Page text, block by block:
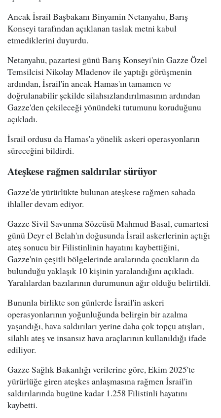
Ancak İsrail Başbakanı Binyamin Netanyahu, Barış
Konseyi tarafından açıklanan taslak metni kabul
etmediklerini duyurdu.
Netanyahu, pazartesi günü Barış Konseyi'nin Gazze Özel
Temsilcisi Nikolay Mladenov ile yaptığı görüşmenin
ardından, İsrail'in ancak Hamas'ın tamamen ve
doğrulanabilir şekilde silahsızlandırılmasının ardından
Gazze'den çekileceği yönündeki tutumunu koruduğunu
açıkladı.
İsrail ordusu da Hamas'a yönelik askeri operasyonların
süreceğini bildirdi.
Ateşkese rağmen saldırılar sürüyor
Gazze'de yürürlükte bulunan ateşkese rağmen sahada
ihlaller devam ediyor.
Gazze Sivil Savunma Sözcüsü Mahmud Basal, cumartesi
günü Deyr el Belah'ın doğusunda İsrail askerlerinin açtığı
ateş sonucu bir Filistinlinin hayatını kaybettiğini,
Gazze'nin çeşitli bölgelerinde aralarında çocukların da
bulunduğu yaklaşık 10 kişinin yaralandığını açıkladı.
Yaralılardan bazılarının durumunun ağır olduğu belirtildi.
Bununla birlikte son günlerde İsrail'in askeri
operasyonlarının yoğunluğunda belirgin bir azalma
yaşandığı, hava saldırıları yerine daha çok topçu atışları,
silahlı ateş ve insansız hava araçlarının kullanıldığı ifade
ediliyor.
Gazze Sağlık Bakanlığı verilerine göre, Ekim 2025'te
yürürlüğe giren ateşkes anlaşmasına rağmen İsrail'in
saldırılarında bugüne kadar 1.258 Filistinli hayatını
kaybetti.